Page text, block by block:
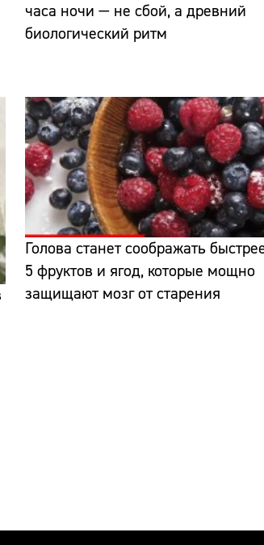
часа ночи — не сбой, а древний
биологический ритм
Голова станет соображать
5 фруктов и ягод, которые мощно
защищают мозг от старения